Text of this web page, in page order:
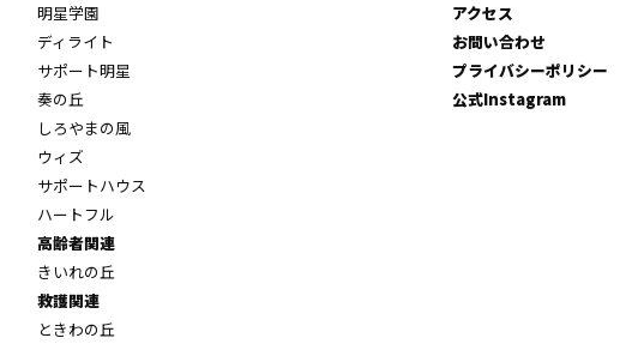
明星学園
ディライト
サポート明星
奏の丘
しろやまの風
ウィズ
サポートハウス
ハートフル
高齢者関連
きいれの丘
救護関連
ときわの丘
アクセス
お問い合わせ
プライバシーポリシー
公式Instagram